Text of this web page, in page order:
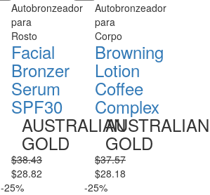
Autobronzeador
para
Rosto
Facial
Bronzer
Serum
SPF30
AUSTRALIAN
GOLD
$38.43
$28.82
Autobronzeador
para
Corpo
Browning
Lotion
Coffee
Complex
AUSTRALIAN
GOLD
$37.57
$28.18
-25%
-25%